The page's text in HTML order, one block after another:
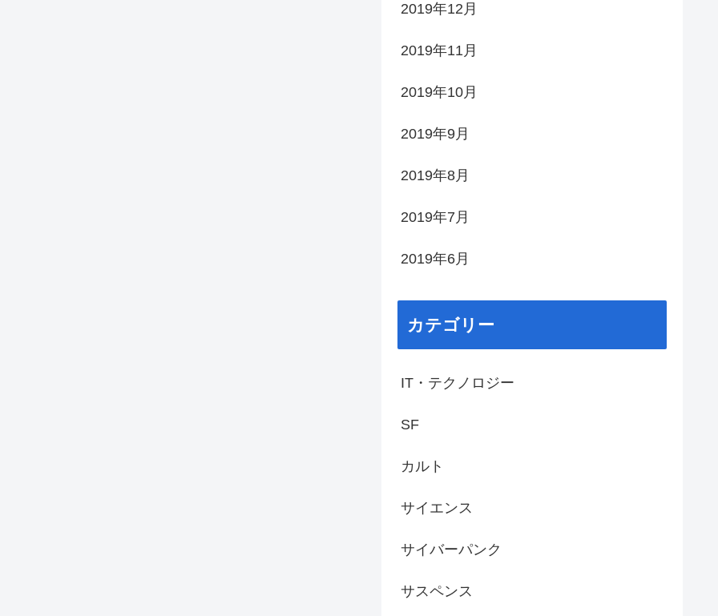
2019年12月
2019年11月
2019年10月
2019年9月
2019年8月
2019年7月
2019年6月
カテゴリー
IT・テクノロジー
SF
カルト
サイエンス
サイバーパンク
サスペンス